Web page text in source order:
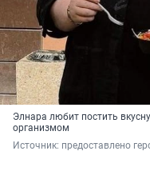
Элнара любит постить
организмом
Источник: предоставлено